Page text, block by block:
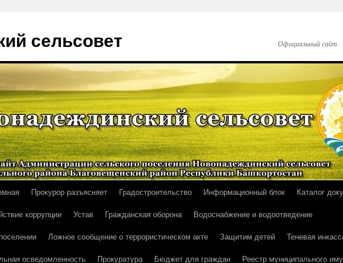
сельсовет Официальный сайт
Прокурор разъясняет Градостроительство Информационный блок
Каталог
коррупции Устав Гражданская оборона
Водоснабжение и водоотведение
Ложное сообщение о террористическом акте Защитим детей
Теневая
осведомленность Прокуратура Бюджет для граждан
Реестр муниципального